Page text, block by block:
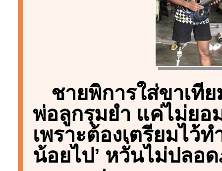
ชายพิการใส่ขาเที
พ่อลูกรุมยำ แค่ไม่ยอ
เพราะต้องเตรียมไว้
น้อยไป’ หวั่นไม่ปลอ